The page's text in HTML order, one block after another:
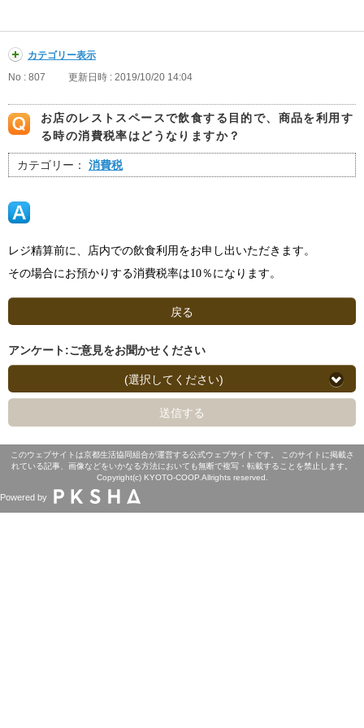
カテゴリー表示
No : 807
更新日時 : 2019/10/20 14:04
お店のレストスペースで飲食する目的で、商品を利用す
る時の消費税率はどうなりますか？
カテゴリー： 消費税
レジ精算前に、店内での飲食利用をお申し出いただきます。
その場合にお預かりする消費税率は10％になります。
戻る
アンケート:ご意見をお聞かせください
(選択してください)
送信する
このウェブサイトは京都生活協同組合が運営する公式ウェブサイトです。 このサイトに掲載さ
れている記事、画像などをいかなる方法においても無断で複写・転載することを禁止します。
Copyright(c) KYOTO-COOP.Allrights reserved.
Powered by